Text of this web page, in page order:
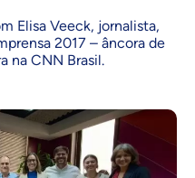
Elisa Veeck, jornalista,
2017 – âncora de
na CNN Brasil.